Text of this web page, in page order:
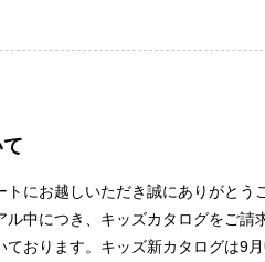
にお越しいただき誠にありがとう
中につき、キッズカタログをご請
おります。キッズ新カタログは9